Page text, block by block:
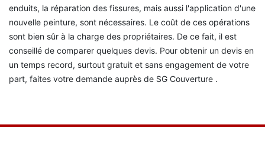
enduits, la réparation des fissures, mais aussi l'application d'une
nouvelle peinture, sont nécessaires. Le coût de ces opérations
sont bien sûr à la charge des propriétaires. De ce fait, il est
conseillé de comparer quelques devis. Pour obtenir un devis en
un temps record, surtout gratuit et sans engagement de votre
part, faites votre demande auprès de SG Couverture .